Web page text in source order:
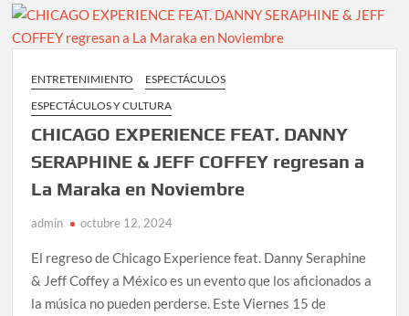
SOYLA
en
con
su
nuevo
al
lado
LOS
DANIELS
ENTRETENIMIENTO
ESPECTÁCULOS
ESPECTÁCULOS Y CULTURA
CHICAGO EXPERIENCE FEAT. DANNY
SERAPHINE & JEFF COFFEY regresan a
La Maraka en Noviembre
admin octubre 12, 2024
El regreso de Chicago Experience feat. Danny Seraphine
& Jeff Coffey a México es un evento que los aficionados a
la música no pueden perderse. Este Viernes 15 de